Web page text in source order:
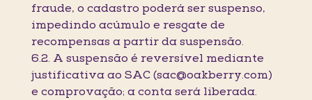
fraude, o cadastro poderá ser suspenso,
impedindo acúmulo e resgate de
recompensas a partir da suspensão.
6.2. A suspensão é reversível mediante
justificativa ao SAC (sac@oakberry.com)
e comprovação; a conta será liberada.